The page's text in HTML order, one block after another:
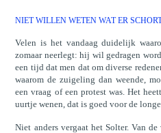
NIET WILLEN WETEN WAT ER
Velen is het vandaag duidelijk
zomaar neerlegt: hij wil gedragen
een tijd dat men dat om diverse
waarom de zuigeling dan weende,
een vraag of een protest was. Het
uurtje wenen, dat is goed voor de
Niet anders vergaat het Solter. Van